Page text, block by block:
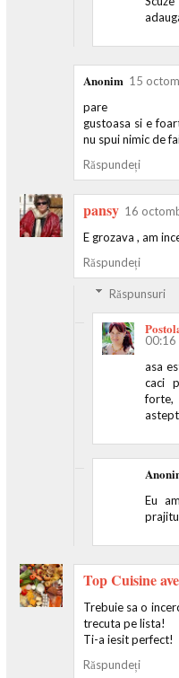
Anonim 15
pare
gustoasa si e
nu spui nimic de
Răspundeți
pansy 16
E grozava , am
Răspundeți
Răspunsuri
00:16
asa
caci
Eu
Top Cuisine
Trebuie sa o
trecuta pe lista!
Ti-a iesit perfect!
Răspundeți